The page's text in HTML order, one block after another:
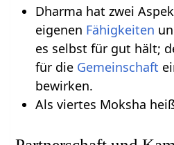
Dharma hat zwei
eigenen Fähigkeiten
es selbst für gut hält;
für die Gemeinschaft
bewirken.
Als viertes Moksha